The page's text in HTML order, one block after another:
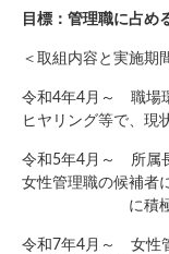
目標：管理職に占め
＜取組内容と実施期
令和4年4月～ 職場
ヒヤリング等で、現
令和5年4月～ 所属
女性管理職の候補者
に積極的の
令和7年4月～ 女性